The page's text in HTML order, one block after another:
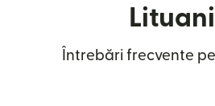
Întrebări frecvente